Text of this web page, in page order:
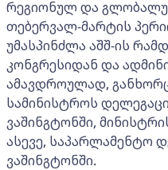
რეგიონულ და
თებერვალ-მარტის
უმასპინძლა აშშ-ის
კონგრესიდან და
ამავდროულად,
სამინისტროს
ვაშინგტონში,
ასევე, საპარლამენტო
ვაშინგტონში.